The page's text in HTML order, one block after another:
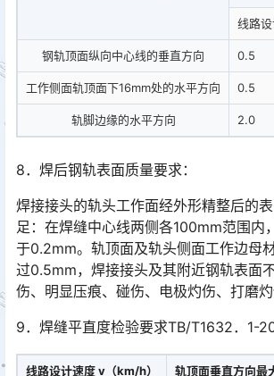
线路
钢轨顶面纵向中心线的垂直方向 0.5
工作侧面轨顶面下16mm处的水平方向 0.5
轨脚边缘的水平方向 2.0
8．焊后钢轨表面质量要求：
焊接接头的轨头工作面经外形精整后的
足：在焊缝中心线两侧各100mm范围内
于0.2mm。轨顶面及轨头侧面工作边母
过0.5mm，焊接接头及其附近钢轨表面
伤、明显压痕、碰伤、电极灼伤、打磨灼
9．焊缝平直度检验要求TB/T1632．1-
线路设计速度 v（km/h） 轨顶面垂直方向最